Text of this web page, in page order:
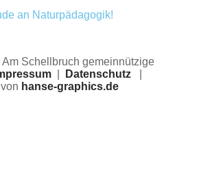
an Naturpädagogik!
Schellbruch gemeinnützige
Datenschutz
hanse-graphics.de